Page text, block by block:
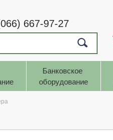
667-97-27
Банковское
оборудование